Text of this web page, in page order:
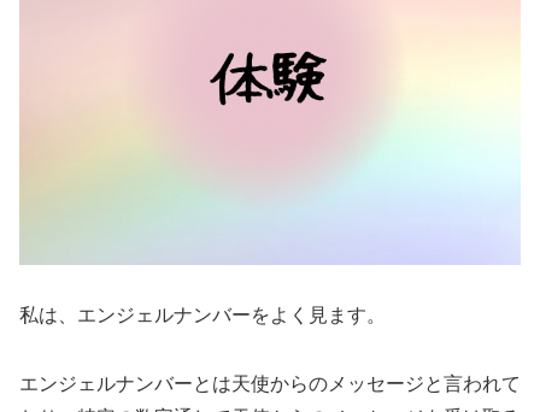
私は、エンジェルナンバーをよく見ます。
エンジェルナンバーとは天使からのメッセージと言われて